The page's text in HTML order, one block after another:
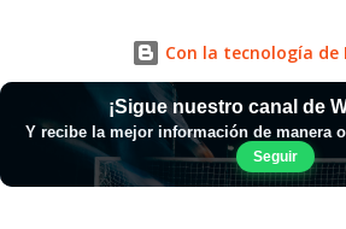
Con la tecnología de
¡Sigue nuestro canal de
Y recibe la mejor información de manera
Seguir